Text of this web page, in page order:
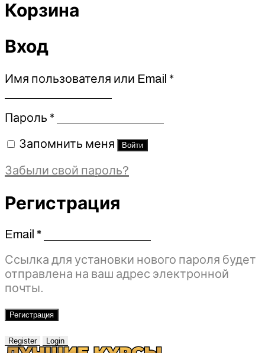
Корзина
Вход
Имя пользователя или Email *Обязательно
Пароль *Обязательно
Запомнить меня Войти
Забыли свой пароль?
Регистрация
Email *Обязательно
Ссылка для установки нового пароля будет
отправлена ​​на ваш адрес электронной
почты.
Регистрация
Register Login